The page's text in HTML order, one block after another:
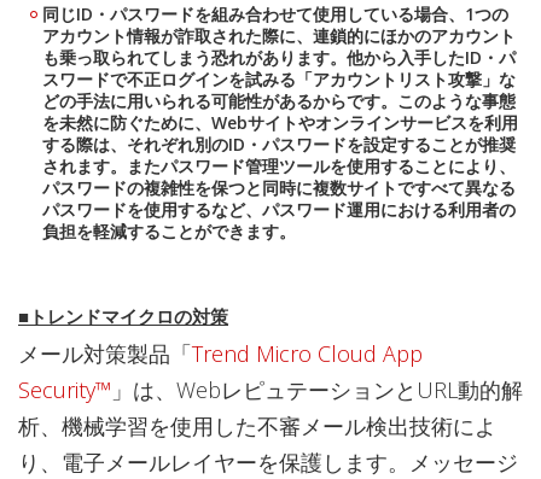
同じID・パスワードを組み合わせて使用している場合、1つの
アカウント情報が詐取された際に、連鎖的にほかのアカウント
も乗っ取られてしまう恐れがあります。他から入手したID・パ
スワードで不正ログインを試みる「アカウントリスト攻撃」な
どの手法に用いられる可能性があるからです。このような事態
を未然に防ぐために、Webサイトやオンラインサービスを利用
する際は、それぞれ別のID・パスワードを設定することが推奨
されます。またパスワード管理ツールを使用することにより、
パスワードの複雑性を保つと同時に複数サイトですべて異なる
パスワードを使用するなど、パスワード運用における利用者の
負担を軽減することができます。
■トレンドマイクロの対策
メール対策製品「Trend Micro Cloud App
Security™ 」は、WebレピュテーションとURL動的解
析、機械学習を使用した不審メール検出技術によ
り、電子メールレイヤーを保護します。メッセージ